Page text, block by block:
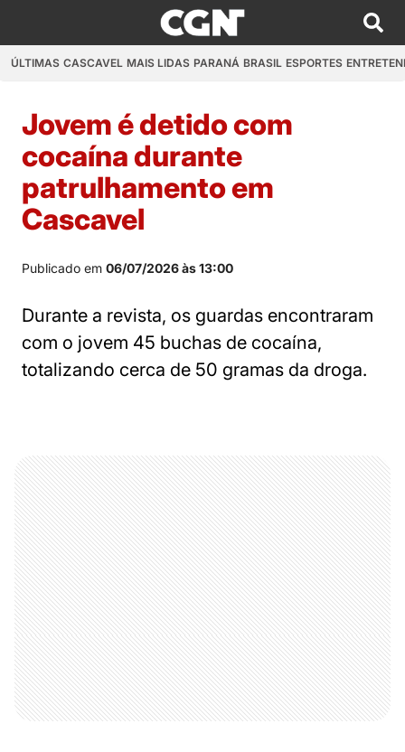
ÚLTIMAS CASCAVEL MAIS LIDAS PARANÁ BRASIL ESPORTES
Jovem é detido com
cocaína durante
patrulhamento em
Cascavel
Publicado em 06/07/2026 às 13:00
Durante a revista, os guardas encontraram
com o jovem 45 buchas de cocaína,
totalizando cerca de 50 gramas da droga.